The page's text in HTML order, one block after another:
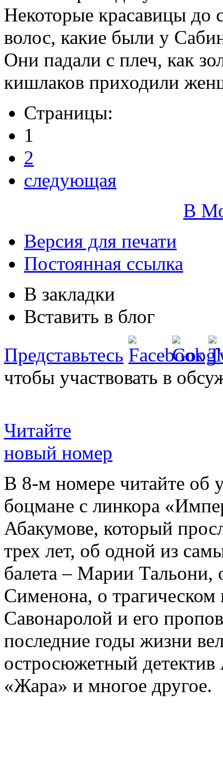
Некоторые красавицы до
волос, какие были у
Они падали с плеч, как
кишлаков приходили
Страницы:
1
2
следующая
В
Версия для печати
Постоянная ссылка
В закладки
Вставить в блог
Представьтесь
чтобы участвовать в
Читайте
новый номер
В 8-м номере читайте об
боцмане с линкора
Абакумове, который
трех лет, об одной из
балета – Марии
Сименона, о трагическом
Савонаролой и его
последние годы жизни
остросюжетный детектив
«Жара» и многое другое.